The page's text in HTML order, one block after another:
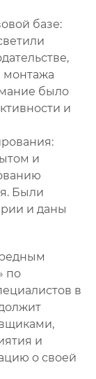
базе:
монтажа
было
и
и
Были
и даны
по
в
и
о своей